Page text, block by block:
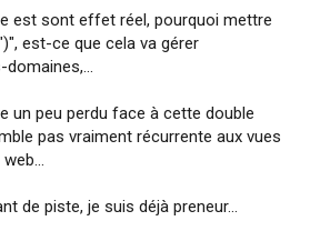
src='" + gaJsHost + "google-
javascript'%3E%3C/script%3E"));
xxxxxx-x");
est sont effet réel, pourquoi mettre
est-ce que cela va gérer
un peu perdu face à cette double
pas vraiment récurrente aux vues
de piste, je suis déjà preneur...